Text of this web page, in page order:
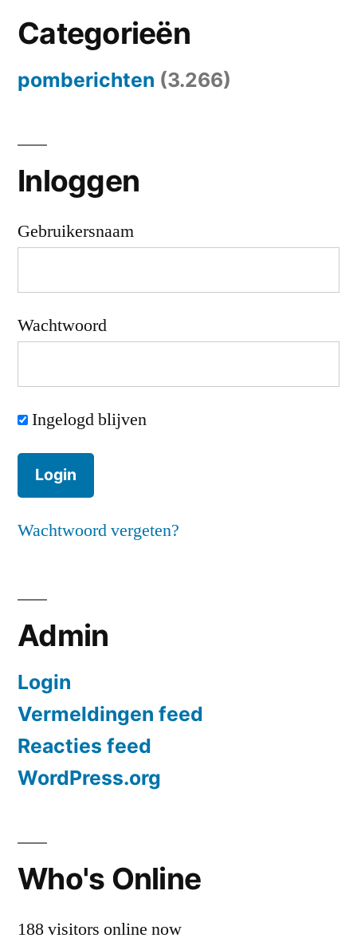
Categorieën
pomberichten (3.266)
Inloggen
Gebruikersnaam
Wachtwoord
Ingelogd blijven
Wachtwoord vergeten?
Admin
Login
Vermeldingen feed
Reacties feed
WordPress.org
Who's Online
188 visitors online now